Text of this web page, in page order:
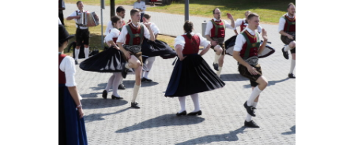
05.08.2026 - 17:32 von Peter G zu
Mehrere Menschen in Londons City niedergestochen
05.08.2026 - 17:19 von Chips zu
Wasserstand des Rheins in NRW so niedrig wie noch nie
05.08.2026 - 17:18 von Chips zu
Wasserstand des Rheins in NRW so niedrig wie noch nie
05.08.2026 - 17:05 von Dax zu
Wie kam es zur Ceuta-Krise?